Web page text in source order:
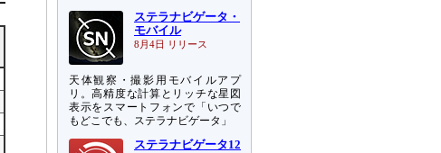
ステラナビゲータ・
モバイル
8月4日 リリース
天体観察・撮影用モバイルアプ
リ。高精度な計算とリッチな星図
表示をスマートフォンで「いつで
もどこでも、ステラナビゲータ」
ステラナビゲータ12